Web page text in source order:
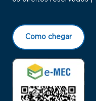
Como chegar